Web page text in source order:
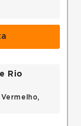
Rio